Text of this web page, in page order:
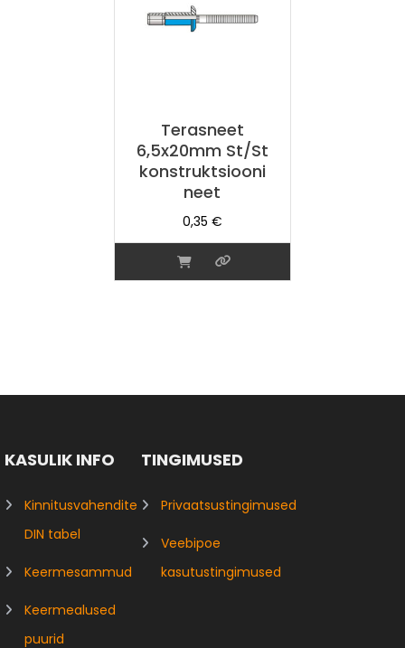
Terasneet
6,5x20mm St/St
konstruktsiooni
neet
0,35 €
KASULIK INFO
Kinnitusvahendite
DIN tabel
Keermesammud
Keermealused
puurid
TINGIMUSED
Privaatsustingimused
Veebipoe
kasutustingimused